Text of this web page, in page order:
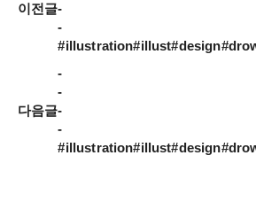
이전글-
-
다음글
-
-
-
-